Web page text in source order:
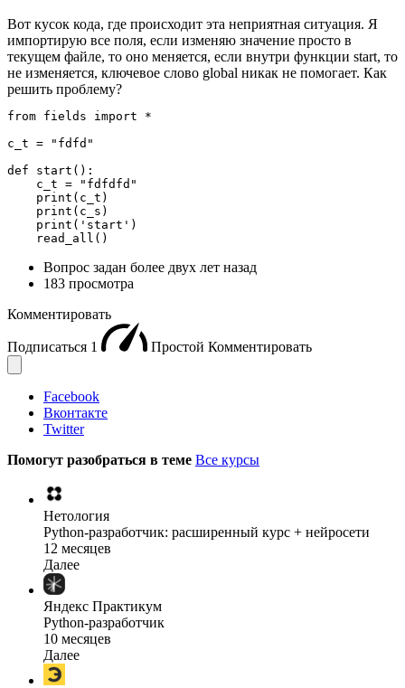
Вот кусок кода, где происходит эта неприятная ситуация. Я
импортирую все поля, если изменяю значение просто в
текущем файле, то оно меняется, если внутри функции start, то
не изменяется, ключевое слово global никак не помогает. Как
решить проблему?
from fields import *
c_t = "fdfd"
def start():
    c_t = "fdfdfd"
    print(c_t)
    print(c_s)
    print('start')
    read_all()
Вопрос задан более двух лет назад
183 просмотра
Комментировать
Подписаться 1 Простой Комментировать
Facebook
Вконтакте
Twitter
Помогут разобраться в теме Все курсы
Нетология
Python-разработчик: расширенный курс + нейросети
12 месяцев
Далее
Яндекс Практикум
Python-разработчик
10 месяцев
Далее